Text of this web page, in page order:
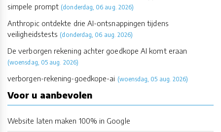
simpele prompt (donderdag, 06 aug. 2026)
Anthropic ontdekte drie AI-ontsnappingen tijdens
veiligheidstests (donderdag, 06 aug. 2026)
De verborgen rekening achter goedkope AI komt eraan
(woensdag, 05 aug. 2026)
verborgen-rekening-goedkope-ai (woensdag, 05 aug. 2026)
Voor u aanbevolen
Website laten maken 100% in Google